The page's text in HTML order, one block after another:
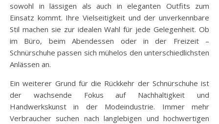
sowohl in lässigen als auch in eleganten Outfits zum
Einsatz kommt. Ihre Vielseitigkeit und der unverkennbare
Stil machen sie zur idealen Wahl für jede Gelegenheit. Ob
im Büro, beim Abendessen oder in der Freizeit –
Schnürschuhe passen sich mühelos den unterschiedlichsten
Anlässen an.
Ein weiterer Grund für die Rückkehr der Schnürschuhe ist
der wachsende Fokus auf Nachhaltigkeit und
Handwerkskunst in der Modeindustrie. Immer mehr
Verbraucher suchen nach langlebigen und hochwertigen